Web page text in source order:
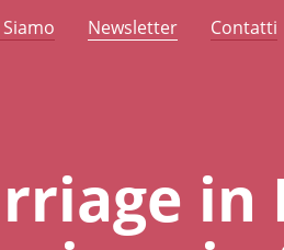
Siamo Newsletter Contatti
in